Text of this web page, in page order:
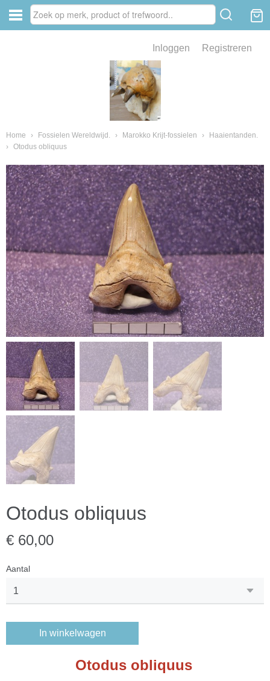
Inloggen Registreren
Home › Fossielen Wereldwijd. › Marokko Krijt-fossielen ›
Haaientanden.
› Otodus obliquus
Otodus obliquus
€ 60,00
Aantal
In winkelwagen
Otodus obliquus
van fossielen en mineralen